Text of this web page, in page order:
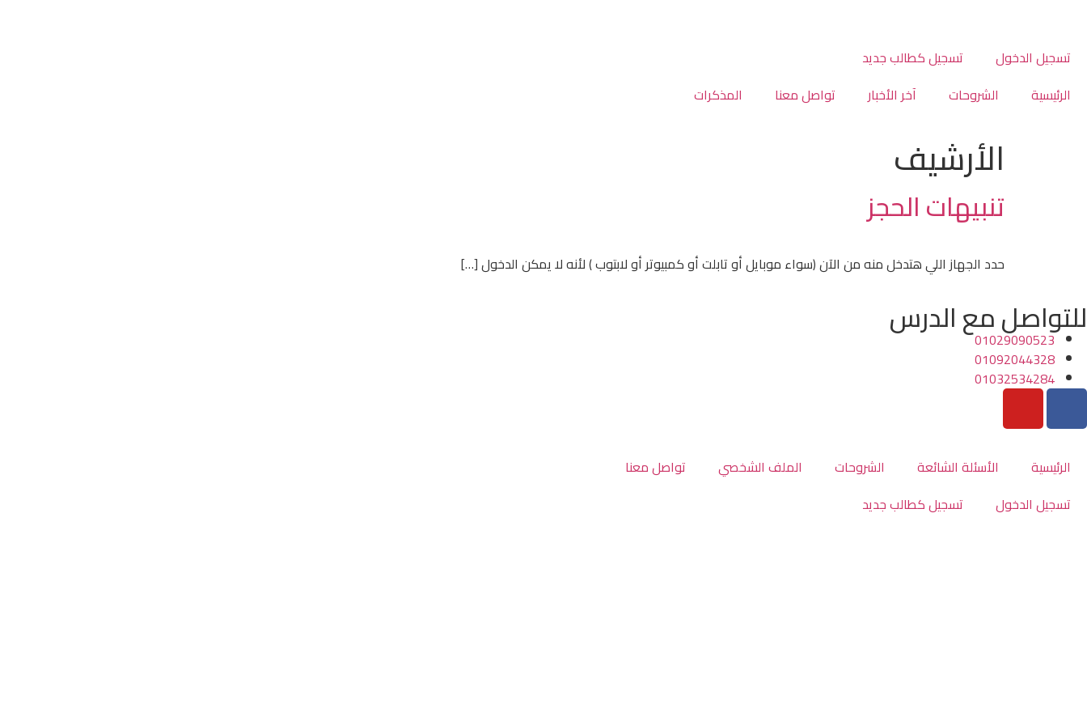
تسجيل الدخول
تسجيل كطالب جديد
الرئيسية
الشروحات آخر الأخبار تواصل معنا المذكرات
الأرشيف
تنبيهات الحجز
حدد الجهاز اللي هتدخل منه من الآن (سواء موبايل أو تابلت أو كمبيوتر أو لابتوب ) لأنه لا يمكن الدخول […]
للتواصل مع الدرس
01029090523
01092044328
01032534284
الرئيسية الأسئلة الشائعة الشروحات الملف الشخصي
تواصل معنا
تسجيل الدخول
تسجيل كطالب جديد